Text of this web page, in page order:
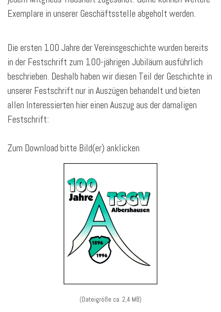
Exemplare in unserer Geschäftsstelle abgeholt werden.
Die ersten 100 Jahre der Vereinsgeschichte wurden bereits
in der Festschrift zum 100-jährigen Jubiläum ausführlich
beschrieben. Deshalb haben wir diesen Teil der Geschichte in
unserer Festschrift nur in Auszügen behandelt und bieten
allen Interessierten hier einen Auszug aus der damaligen
Festschrift:
Zum Download bitte Bild(er) anklicken
(Dateigröße ca. 2,4 MB)